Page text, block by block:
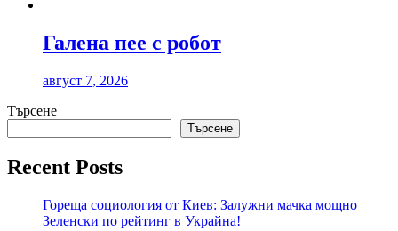
Галена пее с робот
август 7, 2026
Търсене
Търсене
Recent Posts
Гореща социология от Киев: Залужни мачка мощно
Зеленски по рейтинг в Украйна!